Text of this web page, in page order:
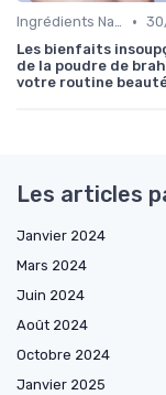
Ingrédients Naturels et Leurs Propriétés •
Les bienfaits
de la poudre de
votre routine
Les articles
Janvier 2024
Mars 2024
Juin 2024
Août 2024
Octobre 2024
Janvier 2025